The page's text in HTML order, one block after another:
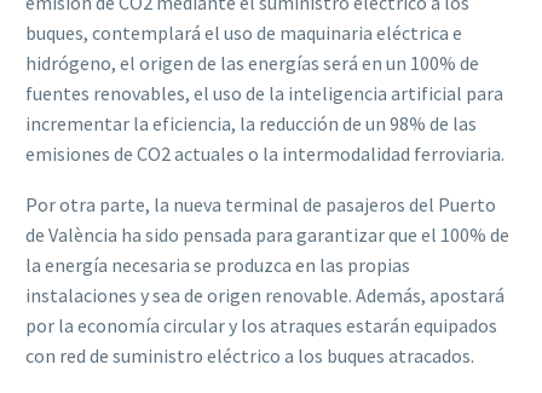
buques, contemplará el uso de maquinaria eléctrica e
hidrógeno, el origen de las energías será en un 100% de
fuentes renovables, el uso de la inteligencia artificial para
incrementar la eficiencia, la reducción de un 98% de las
emisiones de CO2 actuales o la intermodalidad ferroviaria.
Por otra parte, la nueva terminal de pasajeros del Puerto
de València ha sido pensada para garantizar que el 100% de
la energía necesaria se produzca en las propias
instalaciones y sea de origen renovable. Además, apostará
por la economía circular y los atraques estarán equipados
con red de suministro eléctrico a los buques atracados.